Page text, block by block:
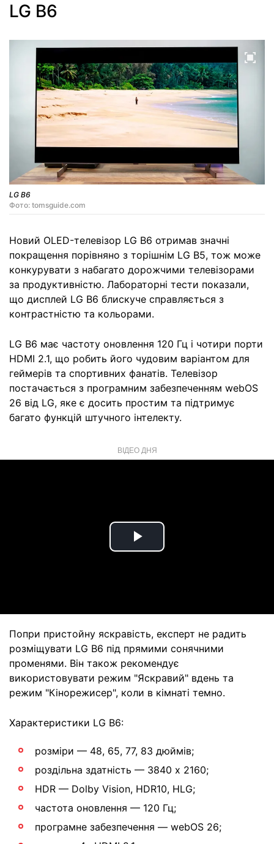
LG B6
LG B6
Фото: tomsguide.com
Новий OLED-телевізор LG B6 отримав значні
покращення порівняно з торішнім LG B5, тож може
конкурувати з набагато дорожчими телевізорами
за продуктивністю. Лабораторні тести показали,
що дисплей LG B6 блискуче справляється з
контрастністю та кольорами.
LG B6 має частоту оновлення 120 Гц і чотири порти
HDMI 2.1, що робить його чудовим варіантом для
геймерів та спортивних фанатів. Телевізор
постачається з програмним забезпеченням webOS
26 від LG, яке є досить простим та підтримує
багато функцій штучного інтелекту.
ВІДЕО ДНЯ
Play
Попри пристойну яскравість, експерт не радить
розміщувати LG B6 під прямими сонячними
променями. Він також рекомендує
використовувати режим "Яскравий" вдень та
режим "Кінорежисер", коли в кімнаті темно.
Характеристики LG B6:
розміри — 48, 65, 77, 83 дюймів;
роздільна здатність — 3840 x 2160;
HDR — Dolby Vision, HDR10, HLG;
частота оновлення — 120 Гц;
програмне забезпечення — webOS 26;